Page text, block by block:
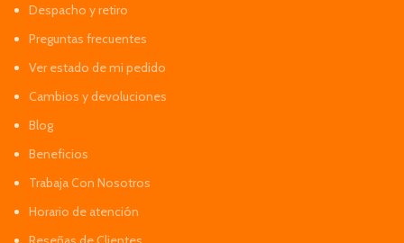
Despacho y retiro
Preguntas frecuentes
Ver estado de mi pedido
Cambios y devoluciones
Blog
Beneficios
Trabaja Con Nosotros
Horario de atención